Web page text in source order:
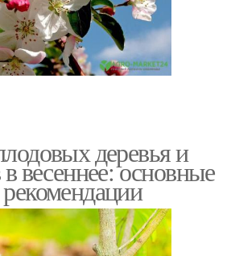
деревья и
весеннее: основные